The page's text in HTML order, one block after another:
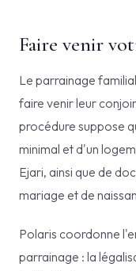
Faire venir
Le parrainage
faire venir leur
procédure suppose
minimal et d'un
Ejari, ainsi que de
mariage et de
Polaris coordonne
parrainage : la